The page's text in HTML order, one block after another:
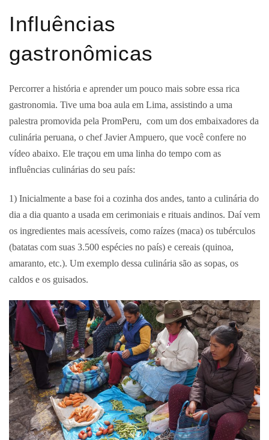
Influências
gastronômicas
Percorrer a história e aprender um pouco mais sobre essa rica
gastronomia. Tive uma boa aula em Lima, assistindo a uma
palestra promovida pela PromPeru, com um dos embaixadores da
culinária peruana, o chef Javier Ampuero, que você confere no
vídeo abaixo. Ele traçou em uma linha do tempo com as
influências culinárias do seu país:
1) Inicialmente a base foi a cozinha dos andes, tanto a culinária do
dia a dia quanto a usada em cerimoniais e rituais andinos. Daí vem
os ingredientes mais acessíveis, como raízes (maca) os tubérculos
(batatas com suas 3.500 espécies no país) e cereais (quinoa,
amaranto, etc.). Um exemplo dessa culinária são as sopas, os
caldos e os guisados.